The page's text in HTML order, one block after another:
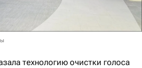
технологию очистки голоса